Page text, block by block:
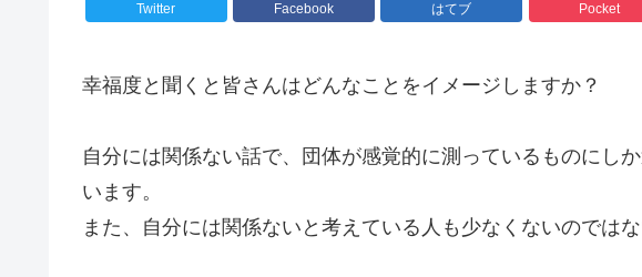
Twitter Facebook はてブ Pocket
幸福度と聞くと皆さんはどんなことをイメージしますか？
自分には関係ない話で、団体が感覚的に測っているものにし
います。
また、自分には関係ないと考えている人も少なくないのでは